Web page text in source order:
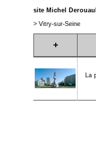
site Michel
> Vitry-sur-Seine
+
La